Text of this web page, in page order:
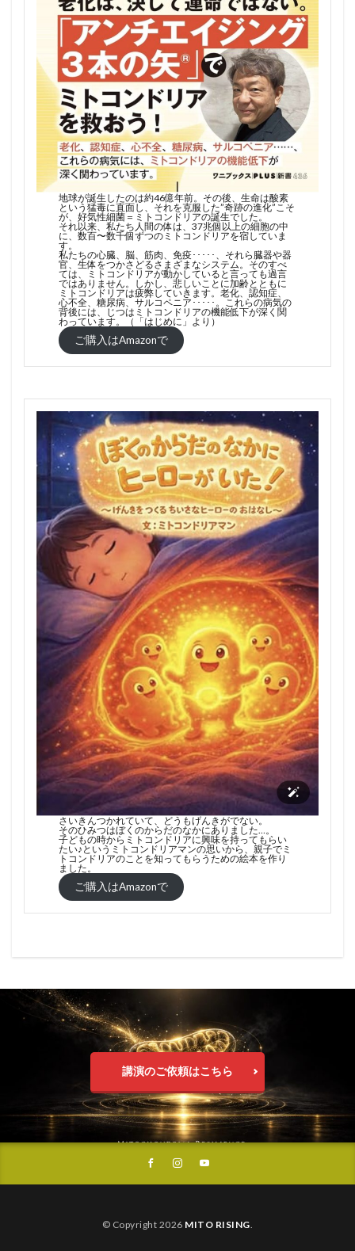
地球が誕生したのは約46億年前。その後、生命は酸素
という猛毒に直面し、それを克服した”奇跡の進化”こそ
が、好気性細菌＝ミトコンドリアの誕生でした。
それ以来、私たち人間の体は、37兆個以上の細胞の中
に、数百〜数千個ずつのミトコンドリアを宿していま
す。
私たちの心臓、脳、筋肉、免疫･････、それら臓器や器
官、生体をつかさどるさまざまなシステム。そのすべ
ては、ミトコンドリアが動かしていると言っても過言
ではありません。しかし、悲しいことに加齢とともに
ミトコンドリアは疲弊していきます。老化、認知症、
心不全、糖尿病、サルコペニア･････。これらの病気の
背後には、じつはミトコンドリアの機能低下が深く関
わっています。（「はじめに」より）
ご購入はAmazonで
さいきんつかれていて、どうもげんきがでない。
そのひみつはぼくのからだのなかにありました…。
子どもの時からミトコンドリアに興味を持ってもらい
たい♪というミトコンドリアマンの思いから、親子でミ
トコンドリアのことを知ってもらうための絵本を作り
ました。
ご購入はAmazonで
講演のご依頼はこちら
© Copyright 2026 MITO RISING